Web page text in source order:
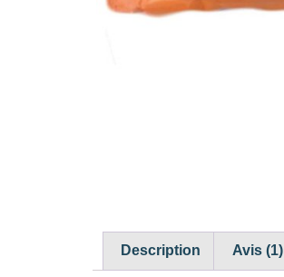
Description Avis (1)